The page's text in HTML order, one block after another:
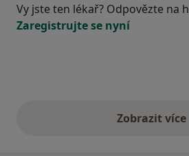
Vy jste ten lékař? Odpovězte na
Zaregistrujte se nyní
Zobrazit více
výše